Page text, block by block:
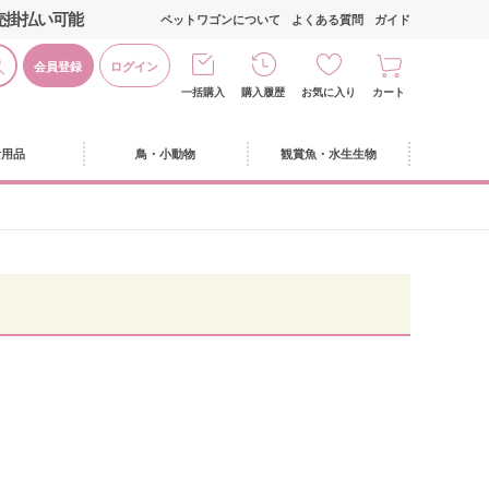
掛払い可能
会員登録 ログイン
ペットワゴンについて よくある質問 ガイド
一括購入 購入履歴 お気に入り カート
品 鳥・小動物 観賞魚・水生生物